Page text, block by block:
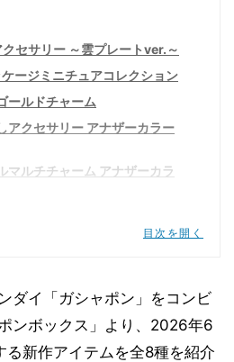
セサリー ～雲プレートver.～
ージミニチュアコレクション
ールドチャーム
アクセサリー アナザーカラー
マルチチャーム アナザーカラ
ター”めじるしアクセサリー
目次を開く
ダイ「ガシャポン」をコンビ
ンボックス」より、2026年6
る新作アイテムを全8種を紹介